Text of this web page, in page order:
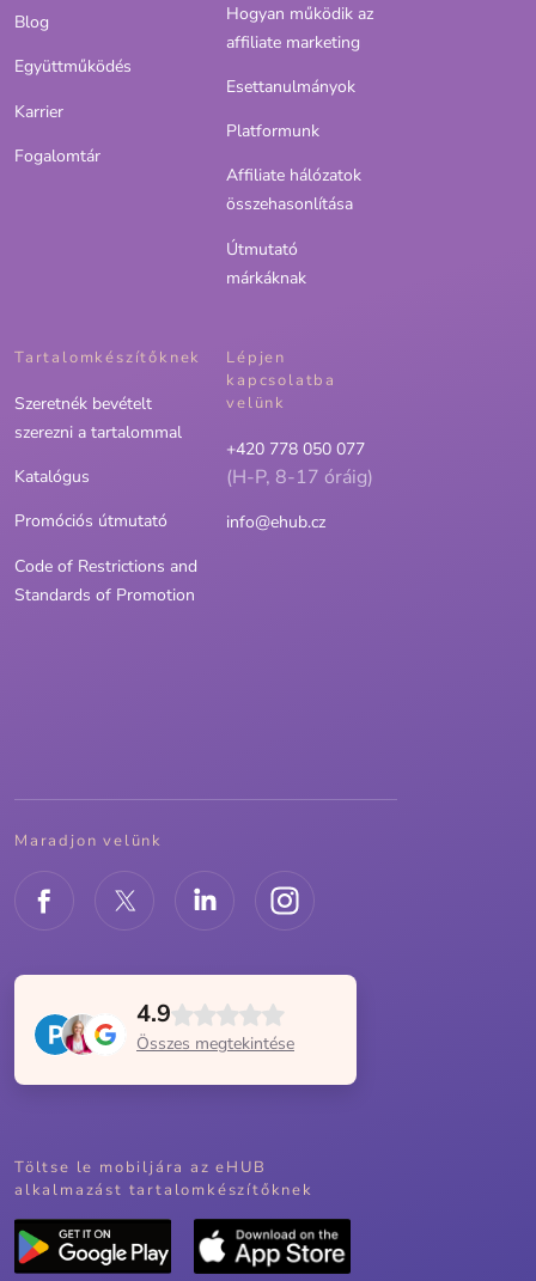
Blog
Együttműködés
Karrier
Fogalomtár
Hogyan működik az
affiliate marketing
Esettanulmányok
Platformunk
Affiliate hálózatok
összehasonlítása
Útmutató
márkáknak
Tartalomkészítőknek
Szeretnék bevételt
szerezni a tartalommal
Katalógus
Promóciós útmutató
Code of Restrictions and
Standards of Promotion
Lépjen
kapcsolatba
velünk
+420 778 050 077
(H-P, 8-17 óráig)
info@ehub.cz
Maradjon velünk
4.9
Összes megtekintése
Töltse le mobiljára az eHUB
alkalmazást tartalomkészítőknek